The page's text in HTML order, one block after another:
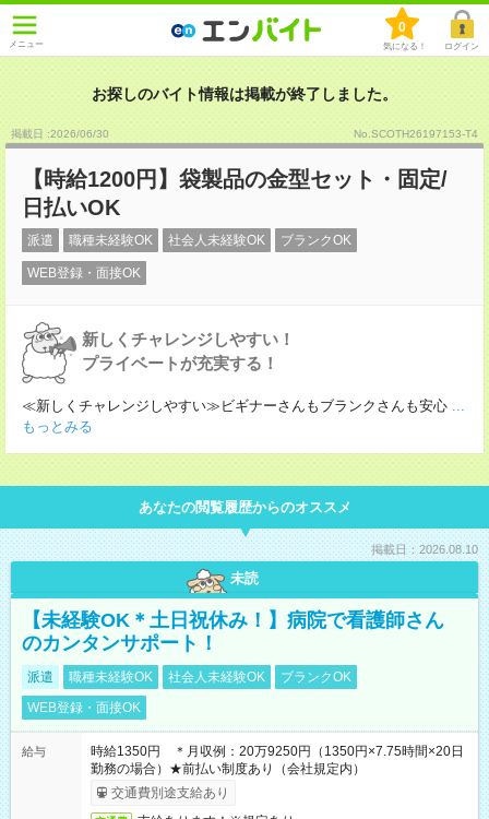
メニュー
0
気になる！ ログイン
お探しのバイト情報は掲載が終了しました。
掲載日 :2026/06/30 No.SCOTH26197153-T4
【時給1200円】袋製品の金型セット・固定/
日払いOK
派遣 職種未経験OK 社会人未経験OK ブランクOK
WEB登録・面接OK
新しくチャレンジしやすい！
プライベートが充実する！
≪新しくチャレンジしやすい≫ビギナーさんもブランクさんも安心 ...
もっとみる
あなたの閲覧履歴からのオススメ
掲載日：2026.08.10
未読
【未経験OK＊土日祝休み！】病院で看護師さん
のカンタンサポート！
派遣 職種未経験OK 社会人未経験OK
ブランクOK
WEB登録・面接OK
給与
時給1350円 ＊月収例：20万9250円（1350円×7.75時間×20日
勤務の場合）★前払い制度あり（会社規定内）
交通費別途支給あり